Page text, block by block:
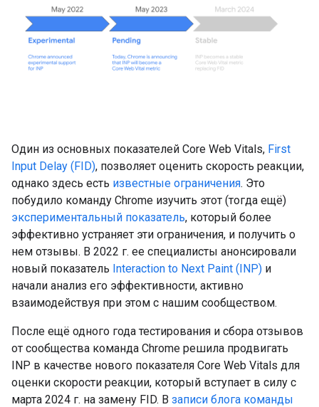
Один из основных показателей Core Web Vitals, First
Input Delay (FID), позволяет оценить скорость реакции,
однако здесь есть известные ограничения. Это
побудило команду Chrome изучить этот (тогда ещё)
экспериментальный показатель, который более
эффективно устраняет эти ограничения, и получить о
нем отзывы. В 2022 г. ее специалисты анонсировали
новый показатель Interaction to Next Paint (INP) и
начали анализ его эффективности, активно
взаимодействуя при этом с нашим сообществом.
После ещё одного года тестирования и сбора отзывов
от сообщества команда Chrome решила продвигать
INP в качестве нового показателя Core Web Vitals для
оценки скорости реакции, который вступает в силу с
марта 2024 г. на замену FID. В записи блога команды